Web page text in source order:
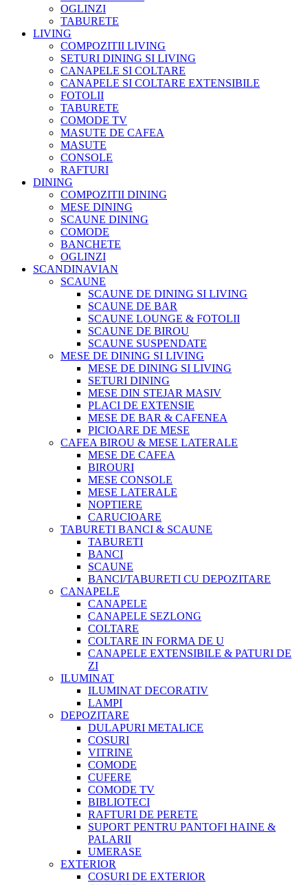
OGLINZI
TABURETE
LIVING
COMPOZITII LIVING
SETURI DINING SI LIVING
CANAPELE SI COLTARE
CANAPELE SI COLTARE EXTENSIBILE
FOTOLII
TABURETE
COMODE TV
MASUTE DE CAFEA
MASUTE
CONSOLE
RAFTURI
DINING
COMPOZITII DINING
MESE DINING
SCAUNE DINING
COMODE
BANCHETE
OGLINZI
SCANDINAVIAN
SCAUNE
SCAUNE DE DINING SI LIVING
SCAUNE DE BAR
SCAUNE LOUNGE & FOTOLII
SCAUNE DE BIROU
SCAUNE SUSPENDATE
MESE DE DINING SI LIVING
MESE DE DINING SI LIVING
SETURI DINING
MESE DIN STEJAR MASIV
PLACI DE EXTENSIE
MESE DE BAR & CAFENEA
PICIOARE DE MESE
CAFEA BIROU & MESE LATERALE
MESE DE CAFEA
BIROURI
MESE CONSOLE
MESE LATERALE
NOPTIERE
CARUCIOARE
TABURETI BANCI & SCAUNE
TABURETI
BANCI
SCAUNE
BANCI/TABURETI CU DEPOZITARE
CANAPELE
CANAPELE
CANAPELE SEZLONG
COLTARE
COLTARE IN FORMA DE U
CANAPELE EXTENSIBILE & PATURI DE
ZI
ILUMINAT
ILUMINAT DECORATIV
LAMPI
DEPOZITARE
DULAPURI METALICE
COSURI
VITRINE
COMODE
CUFERE
COMODE TV
BIBLIOTECI
RAFTURI DE PERETE
SUPORT PENTRU PANTOFI HAINE &
PALARII
UMERASE
EXTERIOR
COSURI DE EXTERIOR